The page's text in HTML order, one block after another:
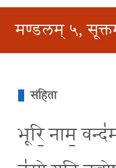
मण्डलम् ५,
संहिता
भूरि॒ नाम॒